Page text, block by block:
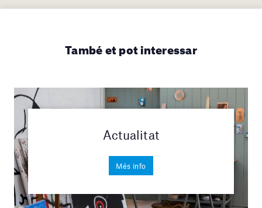
També et pot interessar
Actualitat
Més info